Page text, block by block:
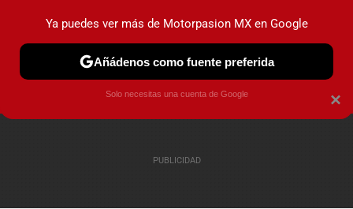
PRUEBAS INDUSTRIA HOY NO CIRCULA
×
Ya puedes ver más de Motorpasion MX en Google
Añádenos como fuente preferida
Solo necesitas una cuenta de Google